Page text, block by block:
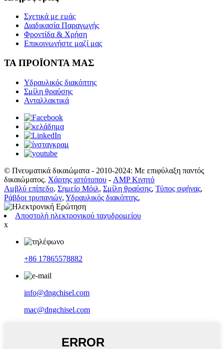
Σχετικά με εμάς
Διαδικασία Παραγωγής
Φροντίδα & Χρήση
Επικοινωνήστε μαζί μας
ΤΑ ΠΡΟΪΟΝΤΑ ΜΑΣ
Υδραυλικός διακόπτης
Σμίλη θραύσης
Ανταλλακτικά
© Πνευματικά δικαιώματα - 2010-2024: Με επιφύλαξη παντός
δικαιώματος. Χάρτης ιστότοπου - AMP Κινητό
Αμβλύ επίπεδο, Σημείο Μόιλ, Σμίλη θραύσης, Τύπος σφήνας,
Ράβδοι τρυπανιών, Υδραυλικός διακόπτης,
Αποστολή ηλεκτρονικού ταχυδρομείου
x
+86 17865578882
info@dngchisel.com
mac@dngchisel.com